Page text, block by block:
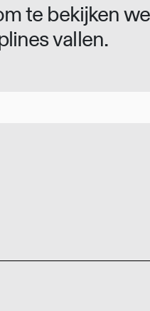
te bekijken
vallen.